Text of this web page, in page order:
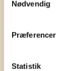
Nødvendig
Præferencer
Statistik